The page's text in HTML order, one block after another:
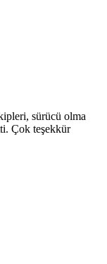
sürücü olma
Çok teşekkür